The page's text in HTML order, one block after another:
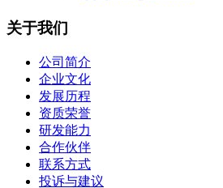
关于我们
公司简介
企业文化
发展历程
资质荣誉
研发能力
合作伙伴
联系方式
投诉与建议